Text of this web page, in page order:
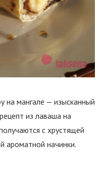
на мангале — изысканный
из лаваша на
с хрустящей
ароматной начинки.